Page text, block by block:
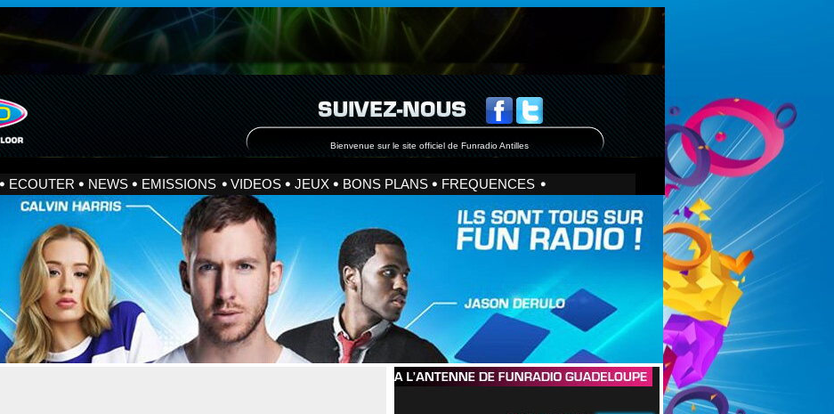
Bienvenue sur le site officiel de Funradio Antilles
ECOUTER NEWS EMISSIONS VIDEOS JEUX BONS PLANS FREQUENCES